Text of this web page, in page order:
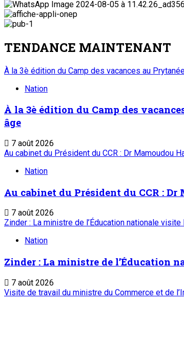
TENDANCE MAINTENANT
À la 3è édition du Camp des vacances au
Nation
À la 3è édition du Camp des
âge
7 août 2026
Au cabinet du Président du CCR : Dr Mamoudou
Nation
Au cabinet du Président du CCR :
7 août 2026
Zinder : La ministre de l’Éducation nationale
Nation
Zinder : La ministre de l’Éducation
7 août 2026
Visite de travail du ministre du Commerce et de